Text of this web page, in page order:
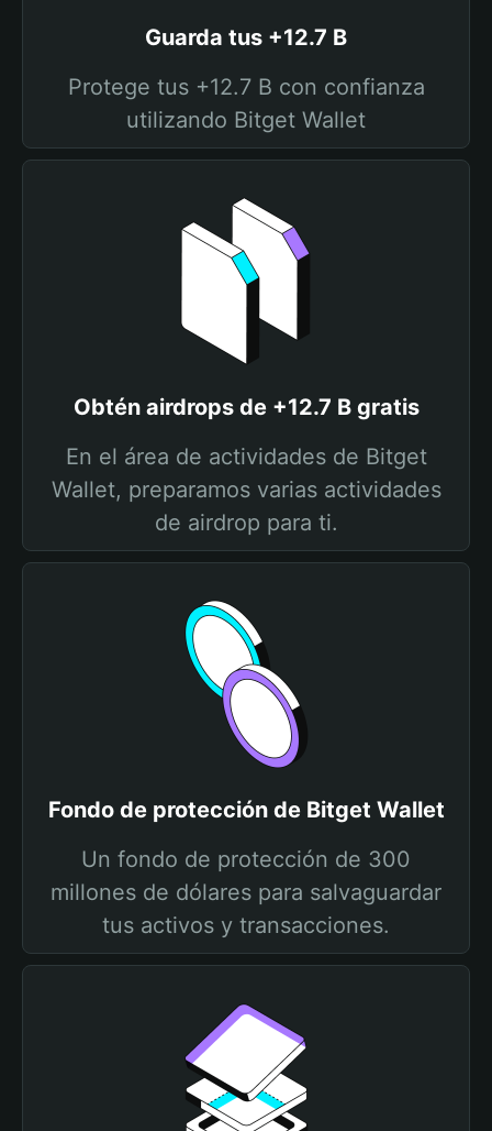
Guarda tus +12.7 B
Protege tus +12.7 B con confianza
utilizando Bitget Wallet
Obtén airdrops de +12.7 B gratis
En el área de actividades de Bitget
Wallet, preparamos varias actividades
de airdrop para ti.
Fondo de protección de Bitget Wallet
Un fondo de protección de 300
millones de dólares para salvaguardar
tus activos y transacciones.